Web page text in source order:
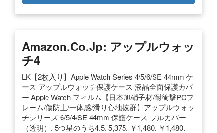
Amazon.co.jp: アップルウォッ
チ4
LK【2枚入り】Apple Watch Series 4/5/6/SE 44mm ケ
ース アップルウォッチ保護ケース 液晶全面保護カバ
ー Apple Watch フィルム【日本旭硝子材/耐衝撃PCフ
レーム/傷防止/一体感/滑り心地抜群】アップルウォッ
チシリーズ 6/5/4/SE 44mm 保護ケース フルカバー
（透明）. 5つ星のうち4.5. 5,375. ￥1,480. ￥1,480.